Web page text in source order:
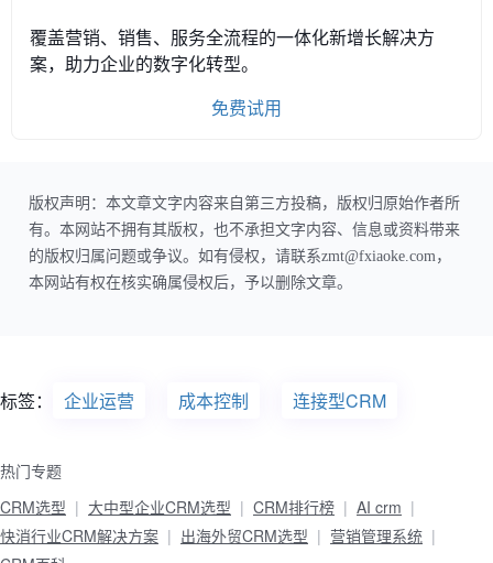
覆盖营销、销售、服务全流程的一体化新增长解决方
案，助力企业的数字化转型。
免费试用
版权声明：本文章文字内容来自第三方投稿，版权归原始作者所
有。本网站不拥有其版权，也不承担文字内容、信息或资料带来
的版权归属问题或争议。如有侵权，请联系zmt@fxiaoke.com，
本网站有权在核实确属侵权后，予以删除文章。
标签： 企业运营 成本控制 连接型CRM
热门专题
CRM选型
大中型企业CRM选型 CRM排行榜
AI crm
快消行业CRM解决方案
出海外贸CRM选型
营销管理系统